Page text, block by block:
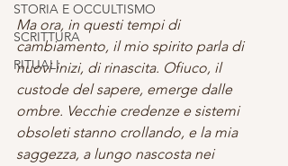
STORIA E OCCULTISMO
SCRITTURA
RITUALI
Ma ora, in questi tempi di
cambiamento, il mio spirito parla di
nuovi inizi, di rinascita. Ofiuco, il
custode del sapere, emerge dalle
ombre. Vecchie credenze e sistemi
obsoleti stanno crollando, e la mia
saggezza, a lungo nascosta nei